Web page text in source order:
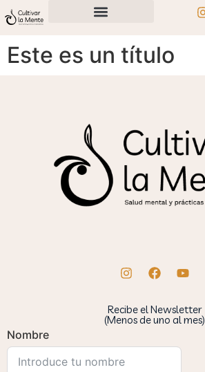
Este es un título
Recibe el Newsletter
(Menos de uno al mes)
Nombre